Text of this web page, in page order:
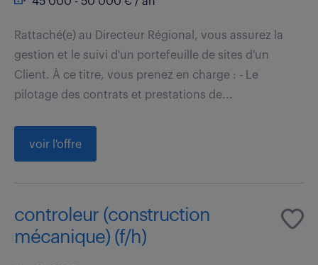
Rattaché(e) au Directeur Régional, vous assurez la
gestion et le suivi d'un portefeuille de sites d'un
Client. À ce titre, vous prenez en charge : - Le
pilotage des contrats et prestations de...
voir l'offre
controleur (construction
mécanique) (f/h)